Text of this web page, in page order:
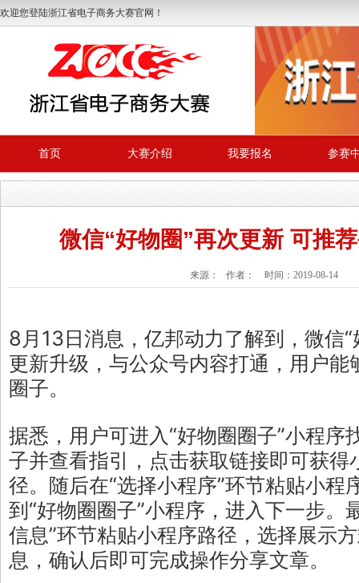
欢迎您登陆浙江省电子商务大赛官网！
首页 大赛介绍 我要报名 参赛
微信“好物圈”再次更新 可推
来源： 作者： 时间：2019-08-14
8月13日消息，亿邦动力了解到，微信“
更新升级，与公众号内容打通，用户能
圈子。
据悉，用户可进入“好物圈圈子”小程序
子并查看指引，点击获取链接即可获得
径。随后在“选择小程序”环节粘贴小程
到“好物圈圈子”小程序，进入下一步。
信息”环节粘贴小程序路径，选择展示
息，确认后即可完成操作分享文章。